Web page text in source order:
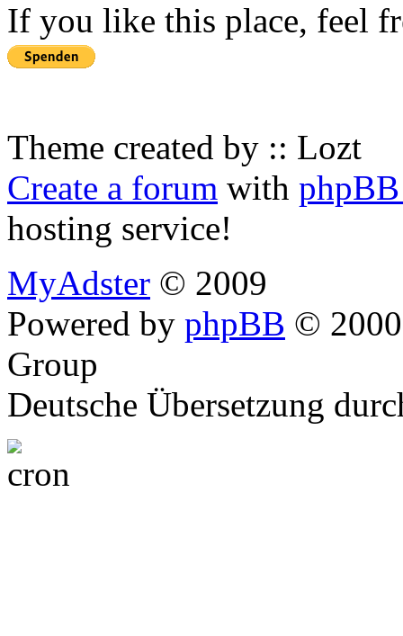
If you like this place, feel
Theme created by :: Lozt
Create a forum with
hosting service!
MyAdster © 2009
Powered by phpBB ©
Group
Deutsche Übersetzung